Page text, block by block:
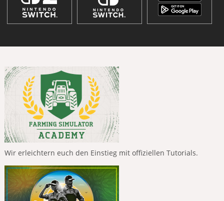
Wir erleichtern euch den Einstieg mit offiziellen Tutorials.